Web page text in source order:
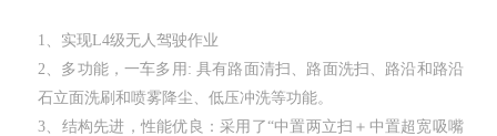
1、实现L4级无人驾驶作业
2、多功能，一车多用: 具有路面清扫、路面洗扫、路沿和路沿
石立面洗刷和喷雾降尘、低压冲洗等功能。
3、结构先进，性能优良：采用了“中置两立扫＋中置超宽吸嘴